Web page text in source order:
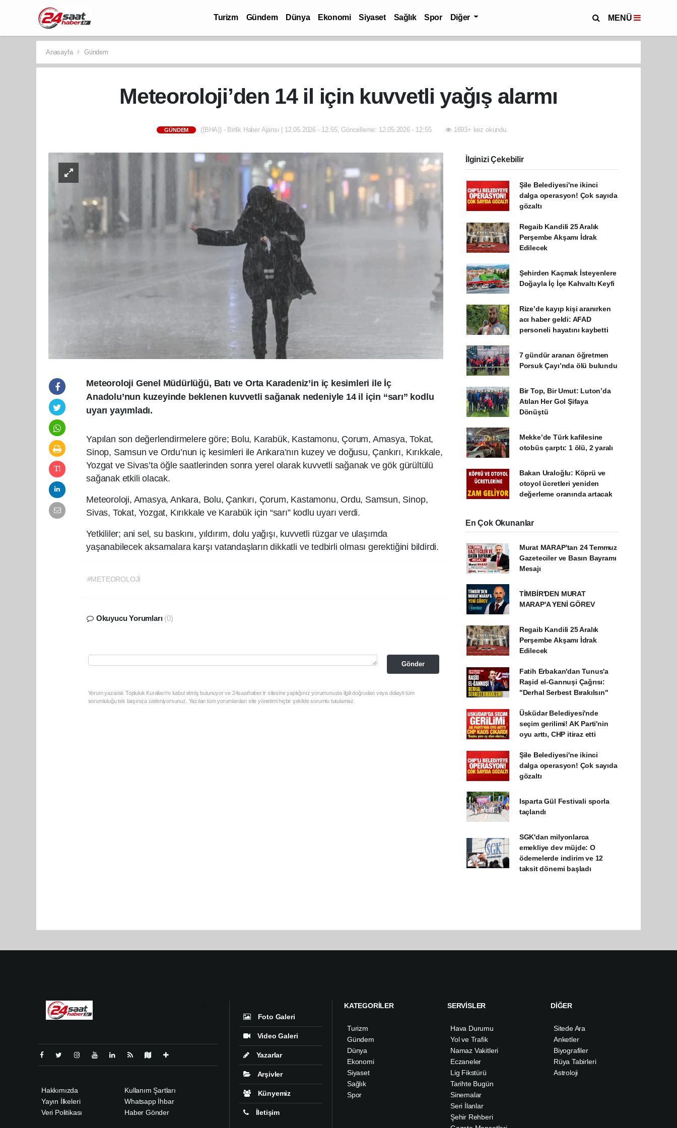
Turizm Gündem Dünya Ekonomi Siyaset Sağlık Spor Diğer MENÜ
Anasayfa Gündem
Meteoroloji’den 14 il için kuvvetli yağış alarmı
GÜNDEM ((BHA)) - Birlik Haber Ajansı | 12.05.2026 - 12:55, Güncelleme: 12.05.2026 - 12:55 1693+ kez okundu.
Meteoroloji Genel Müdürlüğü, Batı ve Orta Karadeniz’in iç kesimleri ile İç
Anadolu’nun kuzeyinde beklenen kuvvetli sağanak nedeniyle 14 il için “sarı” kodlu
uyarı yayımladı.
Yapılan son değerlendirmelere göre; Bolu, Karabük, Kastamonu, Çorum, Amasya, Tokat,
Sinop, Samsun ve Ordu’nun iç kesimleri ile Ankara’nın kuzey ve doğusu, Çankırı, Kırıkkale,
Yozgat ve Sivas’ta öğle saatlerinden sonra yerel olarak kuvvetli sağanak ve gök gürültülü
sağanak etkili olacak.
Meteoroloji, Amasya, Ankara, Bolu, Çankırı, Çorum, Kastamonu, Ordu, Samsun, Sinop,
Sivas, Tokat, Yozgat, Kırıkkale ve Karabük için “sarı” kodlu uyarı verdi.
Yetkililer; ani sel, su baskını, yıldırım, dolu yağışı, kuvvetli rüzgar ve ulaşımda
yaşanabilecek aksamalara karşı vatandaşların dikkatli ve tedbirli olması gerektiğini bildirdi.
#METEOROLOJİ
Okuyucu Yorumları (0)
Gönder
Yorum yazarak Topluluk Kuralları’nı kabul etmiş bulunuyor ve 24saathaber.tr sitesine yaptığınız yorumunuzla ilgili doğrudan veya dolaylı tüm
sorumluluğu tek başınıza üstleniyorsunuz. Yazılan tüm yorumlardan site yönetimi hiçbir şekilde sorumlu tutulamaz.
İlginizi Çekebilir
Şile Belediyesi'ne ikinci
dalga operasyon! Çok sayıda
gözaltı
Regaib Kandili 25 Aralık
Perşembe Akşamı İdrak
Edilecek
Şehirden Kaçmak İsteyenlere
Doğayla İç İçe Kahvaltı Keyfi
Rize’de kayıp kişi aranırken
acı haber geldi: AFAD
personeli hayatını kaybetti
7 gündür aranan öğretmen
Porsuk Çayı’nda ölü bulundu
Bir Top, Bir Umut: Luton’da
Atılan Her Gol Şifaya
Dönüştü
Mekke’de Türk kafilesine
otobüs çarptı: 1 ölü, 2 yaralı
Bakan Uraloğlu: Köprü ve
otoyol ücretleri yeniden
değerleme oranında artacak
En Çok Okunanlar
Murat MARAP'tan 24 Temmuz
Gazeteciler ve Basın Bayramı
Mesajı
TİMBİR'DEN MURAT
MARAP'A YENİ GÖREV
Regaib Kandili 25 Aralık
Perşembe Akşamı İdrak
Edilecek
Fatih Erbakan'dan Tunus'a
Raşid el-Gannuşi Çağrısı:
"Derhal Serbest Bırakılsın"
Üsküdar Belediyesi'nde
seçim gerilimi! AK Parti'nin
oyu arttı, CHP itiraz etti
Şile Belediyesi'ne ikinci
dalga operasyon! Çok sayıda
gözaltı
Isparta Gül Festivali sporla
taçlandı
SGK'dan milyonlarca
emekliye dev müjde: O
ödemelerde indirim ve 12
taksit dönemi başladı
Hakkımızda
Yayın İlkeleri
Veri Politikası
Kullanım Şartları
Whatsapp İhbar
Haber Gönder
Foto Galeri
Video Galeri
Yazarlar
Arşivler
Künyemiz
İletişim
KATEGORİLER
Turizm
Gündem
Dünya
Ekonomi
Siyaset
Sağlık
Spor
SERVİSLER
Hava Durumu
Yol ve Trafik
Namaz Vakitleri
Eczaneler
Lig Fikstürü
Tarihte Bugün
Sinemalar
Seri İlanlar
Şehir Rehberi
DİĞER
Sitede Ara
Anketler
Biyografiler
Rüya Tabirleri
Astroloji